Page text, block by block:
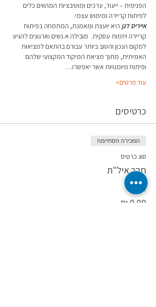
הפנימית – ייעוד, ערכים ומוטיבציות המהווים כלים
לפיתוח קריירה ומימוש עצמי.
אייריס דגן היא יועצת ומאמנת, המתמחה בפיתוח
קריירה ויזמות עסקית.  מובילה א.נשים וארגונים להגיע
למקום הנכון והטוב ביותר עבורם בהתאם למציאות
האמיתית, מתוך מציאת המיקוד המקצועי שלהם
ופיתוח מיומנויות אשר יאפשרו…
עוד פרטים>
כרטיסים
המכירה הסתיימה
סוג כרטיס
חבר איל"ת
מחיר